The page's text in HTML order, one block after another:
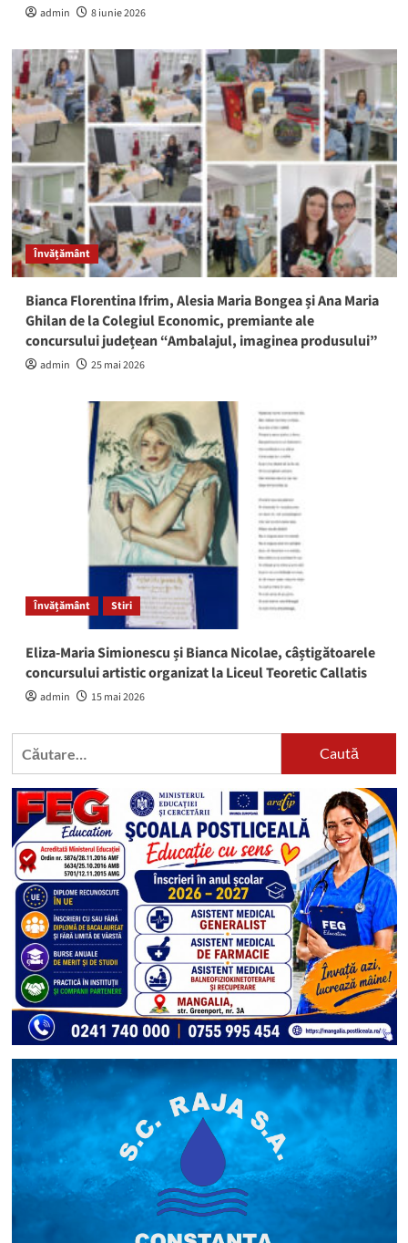
admin 8 iunie 2026
Învățământ
Bianca Florentina Ifrim, Alesia Maria Bongea și Ana Maria
Ghilan de la Colegiul Economic, premiante ale
concursului județean “Ambalajul, imaginea produsului”
admin 25 mai 2026
Învățământ Stiri
Eliza-Maria Simionescu și Bianca Nicolae, câștigătoarele
concursului artistic organizat la Liceul Teoretic Callatis
admin 15 mai 2026